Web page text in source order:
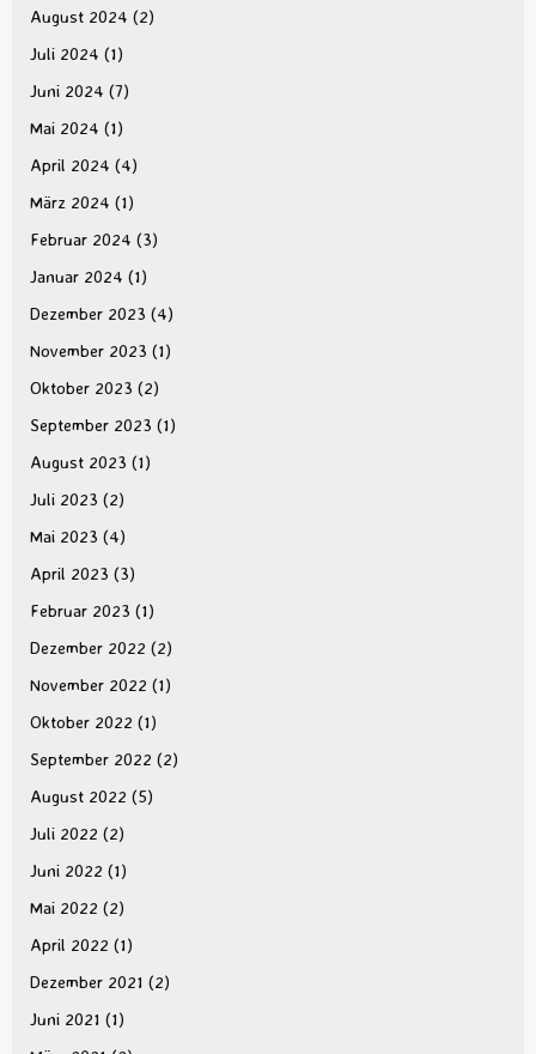
August 2024 (2)
Juli 2024 (1)
Juni 2024 (7)
Mai 2024 (1)
April 2024 (4)
März 2024 (1)
Februar 2024 (3)
Januar 2024 (1)
Dezember 2023 (4)
November 2023 (1)
Oktober 2023 (2)
September 2023 (1)
August 2023 (1)
Juli 2023 (2)
Mai 2023 (4)
April 2023 (3)
Februar 2023 (1)
Dezember 2022 (2)
November 2022 (1)
Oktober 2022 (1)
September 2022 (2)
August 2022 (5)
Juli 2022 (2)
Juni 2022 (1)
Mai 2022 (2)
April 2022 (1)
Dezember 2021 (2)
Juni 2021 (1)